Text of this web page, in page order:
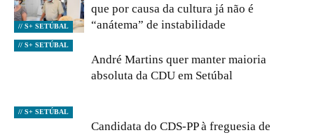
// S+ SETÚBAL
que por causa da cultura já não é
“anátema” de instabilidade
// S+ SETÚBAL
André Martins quer manter maioria
absoluta da CDU em Setúbal
// S+ SETÚBAL
Candidata do CDS-PP à freguesia de